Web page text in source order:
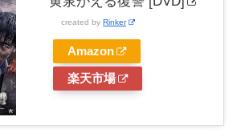
created by Rinker
Amazon
楽天市場